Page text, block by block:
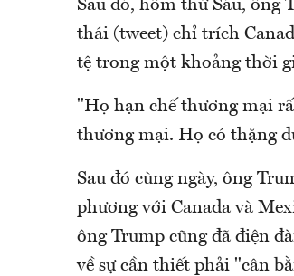
Sau đó, hôm thứ Sáu, ông
thái (tweet) chỉ trích
tệ trong một khoảng thời
"Họ hạn chế thương mại
thương mại. Họ có thặng
Sau đó cùng ngày, ông
phương với Canada và
ông Trump cũng đã điện
về sự cần thiết phải "cân